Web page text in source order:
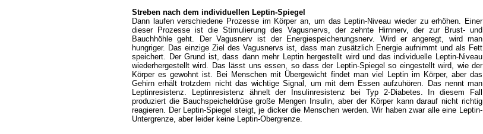
Streben nach dem individuellen Leptin-Spiegel
Dann laufen verschiedene Prozesse im Körper an, um das Leptin-Niveau wieder zu erhöhen. Einer
dieser Prozesse ist die Stimulierung des Vagusnervs, der zehnte Hirnnerv, der zur Brust- und
Bauchhöhle geht. Der Vagusnerv ist der Energiespeicherungsnerv. Wird er angeregt, wird man
hungriger. Das einzige Ziel des Vagusnervs ist, dass man zusätzlich Energie aufnimmt und als Fett
speichert. Der Grund ist, dass dann mehr Leptin hergestellt wird und das individuelle Leptin-Niveau
wiederhergestellt wird. Das lässt uns essen, so dass der Leptin-Spiegel so eingestellt wird, wie der
Körper es gewohnt ist. Bei Menschen mit Übergewicht findet man viel Leptin im Körper, aber das
Gehirn erhält trotzdem nicht das wichtige Signal, um mit dem Essen aufzuhören. Das nennt man
Leptinresistenz. Leptinresistenz ähnelt der Insulinresistenz bei Typ 2-Diabetes. In diesem Fall
produziert die Bauchspeicheldrüse große Mengen Insulin, aber der Körper kann darauf nicht richtig
reagieren. Der Leptin-Spiegel steigt, je dicker die Menschen werden. Wir haben zwar alle eine Leptin-
Untergrenze, aber leider keine Leptin-Obergrenze.